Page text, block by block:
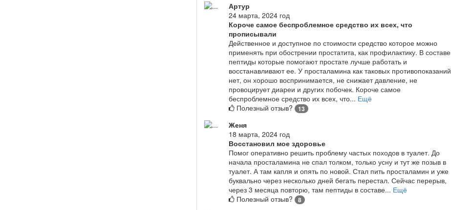
Артур
24 марта, 2024 год
Короче самое беспроблемное средство их всех, что
прописывали
Действенное и доступное по стоимости средство которое можно
применять при обострении простатита, как профилактику. В составе
пептиды которые помогают простате лучше работать и
восстанавливают ее. У просталамина как таковых противопоказаний
нет, он хорошо воспринимается, не снижает давление, не
провоцирует диареи и других побочек. Короче самое
беспроблемное средство их всех, что... Ещё
Полезный отзыв?
13
Женя
18 марта, 2024 год
Восстановил мое здоровье
Помог оперативно решить проблему частых походов в туалет. До
начала просталамина не спал толком, только усну и тут же позыв в
туалет. А там капля и опять по новой. Стал пить просталамин и уже
буквально через несколько дней бегать перестал. Сейчас перерыв,
через 3 месяца повторю, там пептиды в составе... Ещё
Полезный отзыв?
8